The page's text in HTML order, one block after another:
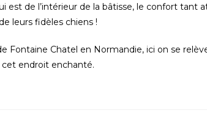
est de l’intérieur de la bâtisse, le confort tant
leurs fidèles chiens !
Fontaine Chatel en Normandie, ici on se
endroit enchanté.